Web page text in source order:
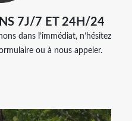
7J/7 ET 24H/24
dans l’immédiat, n’hésitez
ou à nous appeler.